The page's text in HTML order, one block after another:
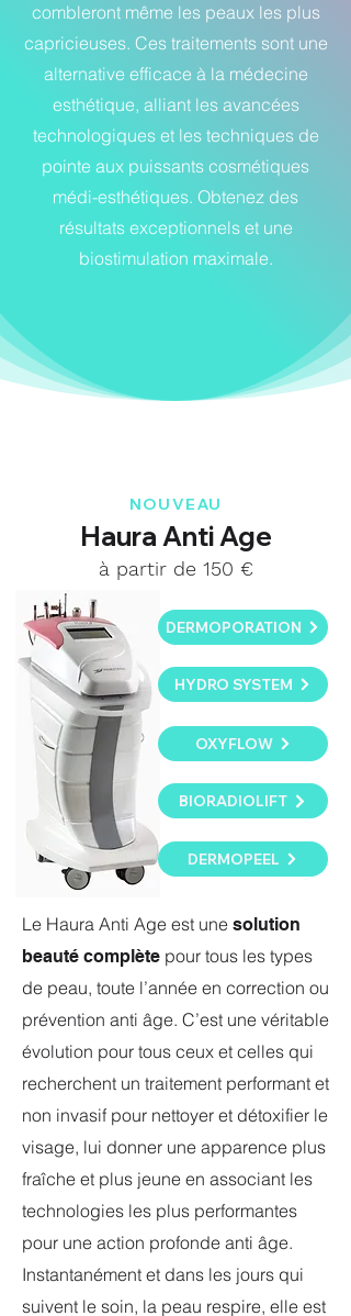
combleront même les peaux les plus
capricieuses. Ces traitements sont une
alternative efficace à la médecine
esthétique, alliant les avancées
technologiques et les techniques de
pointe aux puissants cosmétiques
médi-esthétiques. Obtenez des
résultats exceptionnels et une
biostimulation maximale.
NOUVEAU
Haura Anti Age
à partir de 150 €
DERMOPORATION
HYDRO SYSTEM
OXYFLOW
BIORADIOLIFT
DERMOPEEL
Le Haura Anti Age est une solution
beauté complète pour tous les types
de peau, toute l’année en correction ou
prévention anti âge. C’est une véritable
évolution pour tous ceux et celles qui
recherchent un traitement performant et
non invasif pour nettoyer et détoxifier le
visage, lui donner une apparence plus
fraîche et plus jeune en associant les
technologies les plus performantes
pour une action profonde anti âge.
Instantanément et dans les jours qui
suivent le soin, la peau respire, elle est